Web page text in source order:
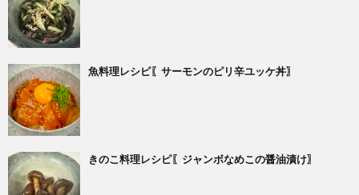
魚料理レシピ〖サーモンのピリ辛ユッケ丼〗
きのこ料理レシピ〖ジャンボなめこの醤油漬け〗